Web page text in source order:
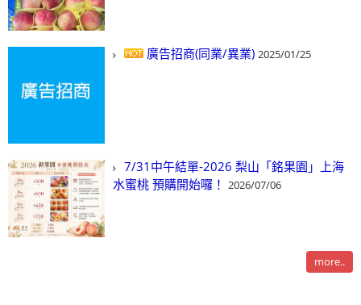
廣告招商(同業/異業) 2025/01/25
7/31中午結單-2026 梨山「銘果園」上海
水蜜桃 預購開始囉！ 2026/07/06
more..